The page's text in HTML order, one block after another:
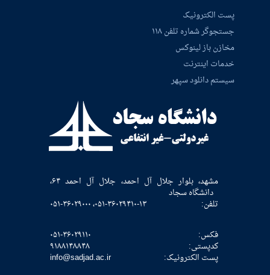
پست الکترونیک
جستجوگر شماره تلفن ۱۱۸
مخازن باز لینوکس
خدمات اینترنت
سیستم دانلود سپهر
مشهد، بلوار جلال آل احمد، جلال آل احمد ۶۴،
دانشگاه سجاد
تلفن: ۰۵۱-۳۶۰۲۹۴۱۰-۱۳، ۰۵۱-۳۶۰۲۹۰۰۰
فکس: ۰۵۱-۳۶۰۲۹۱۱۰
كدپستی: ۹۱۸۸۱۴۸۸۴۸
پست الکترونیک: info@sadjad.ac.ir